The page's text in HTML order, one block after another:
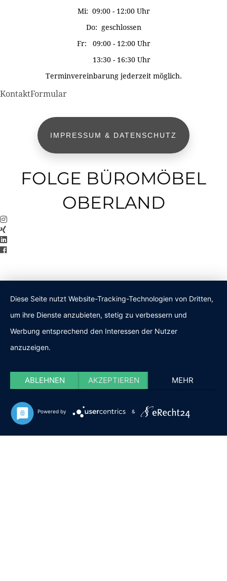
Mi: 09:00 - 12:00 Uhr
Do: geschlossen
Fr: 09:00 - 12:00 Uhr
13:30 - 16:30 Uhr
Terminvereinbarung jederzeit möglich.
KontaktFormular
IMPRESSUM & DATENSCHUTZ
FOLGE BÜROMÖBEL
OBERLAND
Diese Seite nutzt Website-Tracking-Technologien von Dritten,
um ihre Dienste anzubieten, stetig zu verbessern und
Werbung entsprechend den Interessen der Nutzer
anzuzeigen.
ABLEHNEN AKZEPTIEREN MEHR
Powered by &